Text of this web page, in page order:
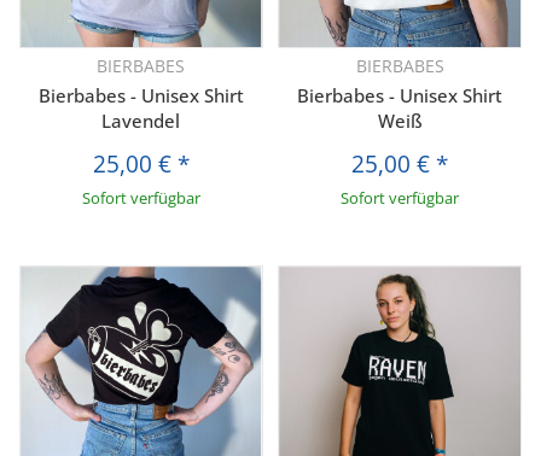
BIERBABES
Bierbabes - Unisex Shirt
Lavendel
25,00 € *
Sofort verfügbar
BIERBABES
Bierbabes - Unisex Shirt
Weiß
25,00 € *
Sofort verfügbar